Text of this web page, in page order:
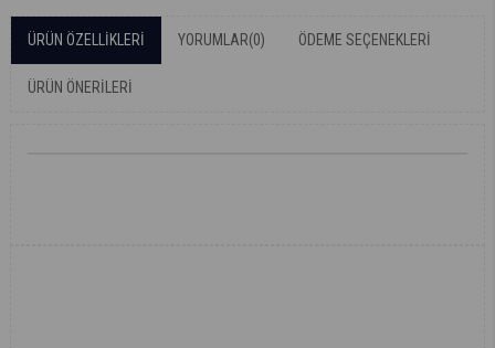
ÜRÜN ÖZELLIKLERI YORUMLAR(0) ÖDEME SEÇENEKLERI
ÜRÜN ÖNERILERI